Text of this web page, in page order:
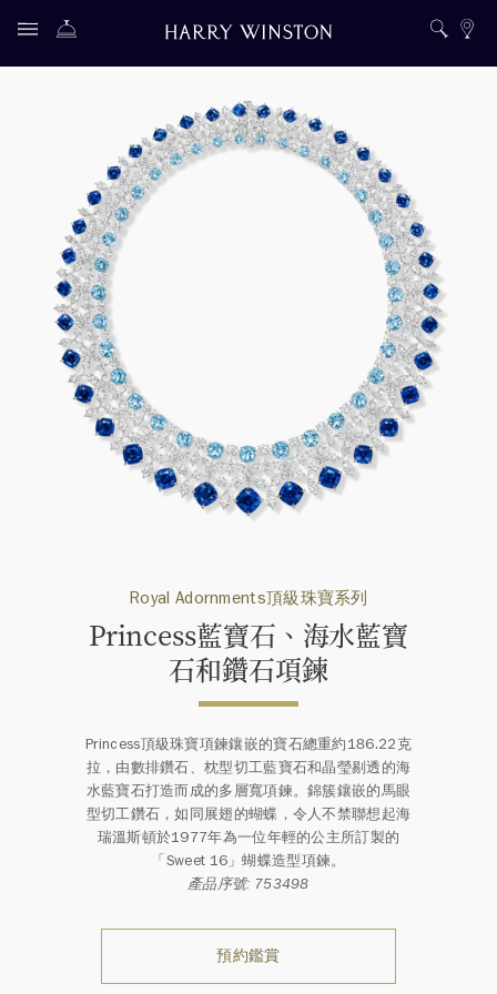
Royal Adornments頂級珠寶系列
Princess藍寶石、海水藍寶
石和鑽石項鍊
Princess頂級珠寶項鍊鑲嵌的寶石總重約186.22克
拉，由數排鑽石、枕型切工藍寶石和晶瑩剔透的海
水藍寶石打造而成的多層寬項鍊。錦簇鑲嵌的馬眼
型切工鑽石，如同展翅的蝴蝶，令人不禁聯想起海
瑞溫斯頓於1977年為一位年輕的公主所訂製的
「Sweet 16」蝴蝶造型項鍊。
產品序號: 753498
預約鑑賞